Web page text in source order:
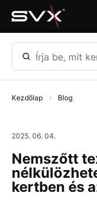
Ugrás az oldal fő
Írja be, mit
Kezdőlap Blog
2025. 06. 04.
Nemszőtt
kertben és